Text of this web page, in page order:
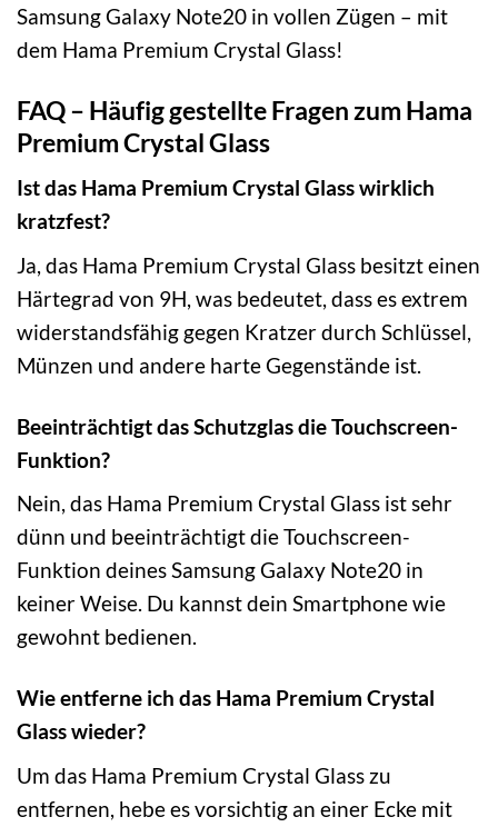
Samsung Galaxy Note20 in vollen Zügen – mit
dem Hama Premium Crystal Glass!
FAQ – Häufig gestellte Fragen zum Hama
Premium Crystal Glass
Ist das Hama Premium Crystal Glass wirklich
kratzfest?
Ja, das Hama Premium Crystal Glass besitzt einen
Härtegrad von 9H, was bedeutet, dass es extrem
widerstandsfähig gegen Kratzer durch Schlüssel,
Münzen und andere harte Gegenstände ist.
Beeinträchtigt das Schutzglas die Touchscreen-
Funktion?
Nein, das Hama Premium Crystal Glass ist sehr
dünn und beeinträchtigt die Touchscreen-
Funktion deines Samsung Galaxy Note20 in
keiner Weise. Du kannst dein Smartphone wie
gewohnt bedienen.
Wie entferne ich das Hama Premium Crystal
Glass wieder?
Um das Hama Premium Crystal Glass zu
entfernen, hebe es vorsichtig an einer Ecke mit